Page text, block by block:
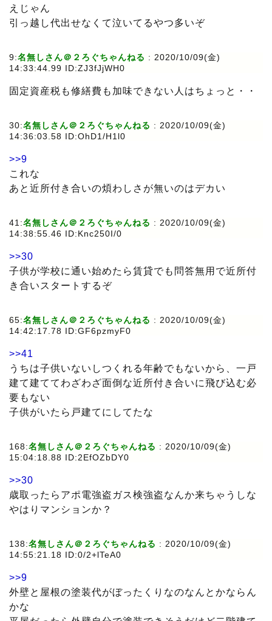
えじゃん
引っ越し代出せなくて泣いてるやつ多いぞ
9:名無しさん＠２ろぐちゃんねる : 2020/10/09(金)
14:33:44.99 ID:ZJ3fJjWH0
固定資産税も修繕費も加味できない人はちょっと・・
30:名無しさん＠２ろぐちゃんねる : 2020/10/09(金)
14:36:03.58 ID:OhD1/H1l0
>>9
これな
あと近所付き合いの煩わしさが無いのはデカい
41:名無しさん＠２ろぐちゃんねる : 2020/10/09(金)
14:38:55.46 ID:Knc250I/0
>>30
子供が学校に通い始めたら賃貸でも問答無用で近所付
き合いスタートするぞ
65:名無しさん＠２ろぐちゃんねる : 2020/10/09(金)
14:42:17.78 ID:GF6pzmyF0
>>41
うちは子供いないしつくれる年齢でもないから、一戸
建て建ててわざわざ面倒な近所付き合いに飛び込む必
要もない
子供がいたら戸建てにしてたな
168:名無しさん＠２ろぐちゃんねる : 2020/10/09(金)
15:04:18.88 ID:2EfOZbDY0
>>30
歳取ったらアポ電強盗ガス検強盗なんか来ちゃうしな
やはりマンションか？
138:名無しさん＠２ろぐちゃんねる : 2020/10/09(金)
14:55:21.18 ID:0/2+lTeA0
>>9
外壁と屋根の塗装代がぼったくりなのなんとかならん
かな